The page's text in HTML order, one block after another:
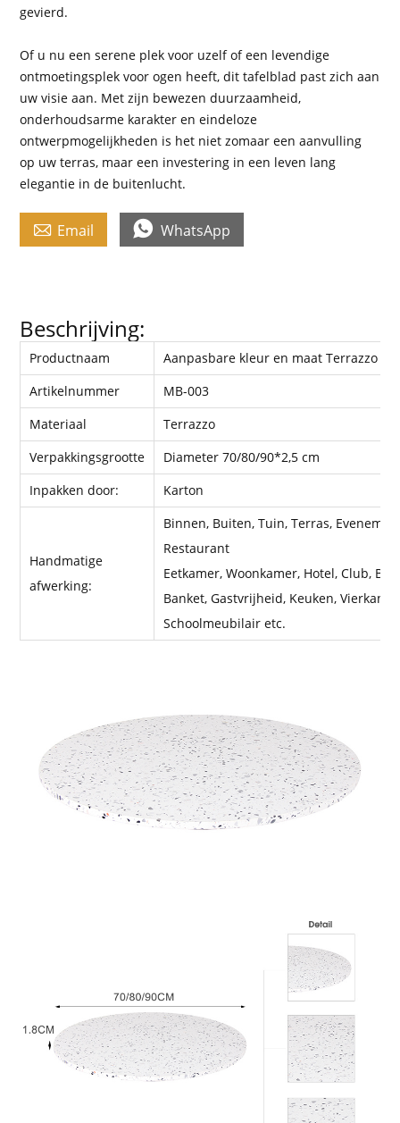
gevierd.
Of u nu een serene plek voor uzelf of een levendige
ontmoetingsplek voor ogen heeft, dit tafelblad past zich aan
uw visie aan. Met zijn bewezen duurzaamheid,
onderhoudsarme karakter en eindeloze
ontwerpmogelijkheden is het niet zomaar een aanvulling
op uw terras, maar een investering in een leven lang
elegantie in de buitenlucht.
 Email  WhatsApp
Beschrijving:
Productnaam
Aanpasbare kleur en maat Terrazzo
Artikelnummer
MB-003
Materiaal
Terrazzo
Verpakkingsgrootte
Diameter 70/80/90*2,5 cm
Inpakken door:
Karton
Handmatige
afwerking:
Binnen, Buiten, Tuin, Terras,
Restaurant
Eetkamer, Woonkamer, Hotel, Club,
Banket, Gastvrijheid, Keuken,
Schoolmeubilair etc.